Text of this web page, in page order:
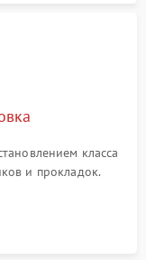
класса
и прокладок.
эталонному
температур.